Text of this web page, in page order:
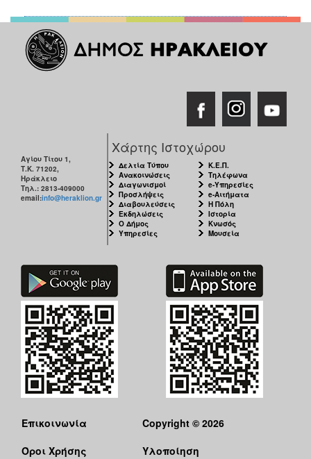
Αγίου Τίτου 1,
Τ.Κ. 71202,
Ηράκλειο
Τηλ.: 2813-409000
email:info@heraklion.gr
Χάρτης Ιστοχώρου
Δελτία Τύπου
Ανακοινώσεις
Διαγωνισμοί
Προσλήψεις
Διαβουλεύσεις
Εκδηλώσεις
Ο Δήμος
Υπηρεσίες
Κ.Ε.Π.
Τηλέφωνα
e-Υπηρεσίες
e-Αιτήματα
Η Πόλη
Ιστορία
Κνωσός
Μουσεία
Επικοινωνία
Όροι Χρήσης
Copyright © 2026
Υλοποίηση